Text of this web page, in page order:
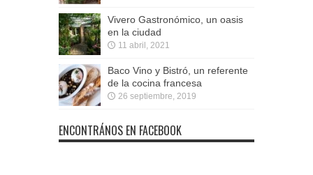
Vivero Gastronómico, un oasis
en la ciudad
11 abril, 2021
Baco Vino y Bistró, un referente
de la cocina francesa
26 septiembre, 2019
ENCONTRÁNOS EN FACEBOOK